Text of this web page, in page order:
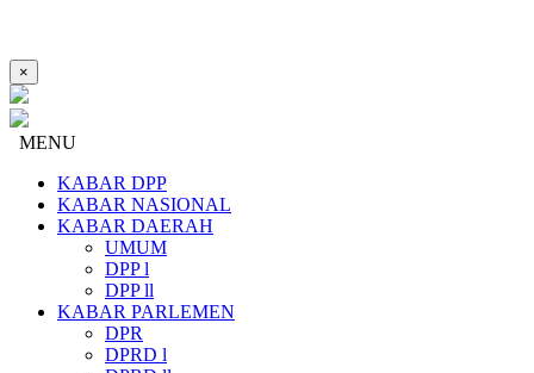
×
MENU
KABAR DPP
KABAR NASIONAL
KABAR DAERAH
UMUM
DPP l
DPP ll
KABAR PARLEMEN
DPR
DPRD l